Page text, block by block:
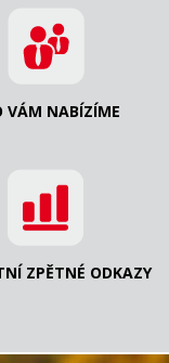
VÁM NABÍZÍME
ZPĚTNÉ ODKAZY